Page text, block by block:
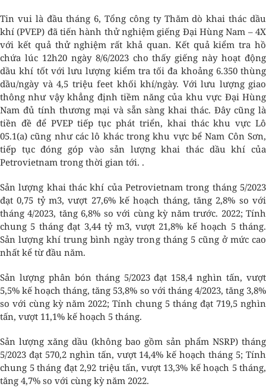
Tin vui là đầu tháng 6, Tổng công ty Thăm dò khai thác dầu
khí (PVEP) đã tiến hành thử nghiệm giếng Đại Hùng Nam – 4X
với kết quả thử nghiệm rất khả quan. Kết quả kiểm tra hồ
chứa lúc 12h20 ngày 8/6/2023 cho thấy giếng này hoạt động
dầu khí tốt với lưu lượng kiểm tra tối đa khoảng 6.350 thùng
dầu/ngày và 4,5 triệu feet khối khí/ngày. Với lưu lượng giao
thông như vậy khẳng định tiềm năng của khu vực Đại Hùng
Nam đủ tính thương mại và sẵn sàng khai thác. Đây cũng là
tiền đề để PVEP tiếp tục phát triển, khai thác khu vực Lô
05.1(a) cũng như các lô khác trong khu vực bể Nam Côn Sơn,
tiếp tục đóng góp vào sản lượng khai thác dầu khí của
Petrovietnam trong thời gian tới. .
Sản lượng khai thác khí của Petrovietnam trong tháng 5/2023
đạt 0,75 tỷ m3, vượt 27,6% kế hoạch tháng, tăng 2,8% so với
tháng 4/2023, tăng 6,8% so với cùng kỳ năm trước. 2022; Tính
chung 5 tháng đạt 3,44 tỷ m3, vượt 21,8% kế hoạch 5 tháng.
Sản lượng khí trung bình ngày trong tháng 5 cũng ở mức cao
nhất kể từ đầu năm.
Sản lượng phân bón tháng 5/2023 đạt 158,4 nghìn tấn, vượt
5,5% kế hoạch tháng, tăng 53,8% so với tháng 4/2023, tăng 3,8%
so với cùng kỳ năm 2022; Tính chung 5 tháng đạt 719,5 nghìn
tấn, vượt 11,1% kế hoạch 5 tháng.
Sản lượng xăng dầu (không bao gồm sản phẩm NSRP) tháng
5/2023 đạt 570,2 nghìn tấn, vượt 14,4% kế hoạch tháng 5; Tính
chung 5 tháng đạt 2,92 triệu tấn, vượt 13,3% kế hoạch 5 tháng,
tăng 4,7% so với cùng kỳ năm 2022.